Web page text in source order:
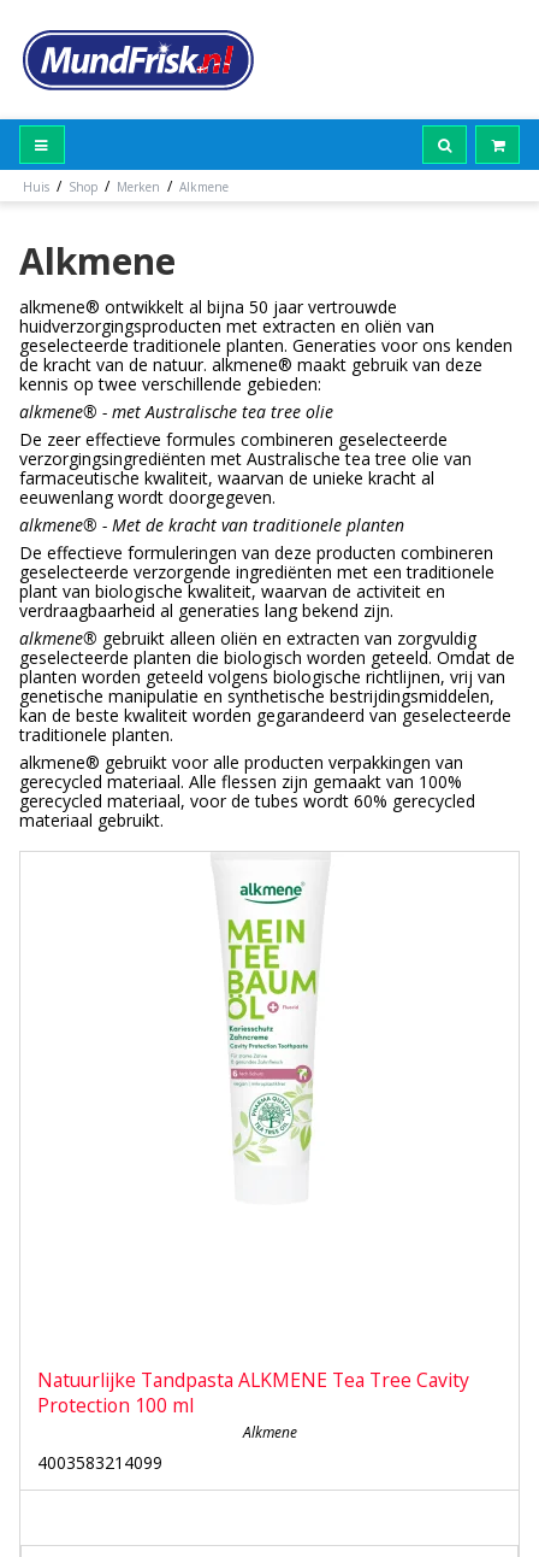
Huis / Shop / Merken / Alkmene
Alkmene
alkmene® ontwikkelt al bijna 50 jaar vertrouwde
huidverzorgingsproducten met extracten en oliën van
geselecteerde traditionele planten. Generaties voor ons kenden
de kracht van de natuur. alkmene® maakt gebruik van deze
kennis op twee verschillende gebieden:
alkmene® - met Australische tea tree olie
De zeer effectieve formules combineren geselecteerde
verzorgingsingrediënten met Australische tea tree olie van
farmaceutische kwaliteit, waarvan de unieke kracht al
eeuwenlang wordt doorgegeven.
alkmene® - Met de kracht van traditionele planten
De effectieve formuleringen van deze producten combineren
geselecteerde verzorgende ingrediënten met een traditionele
plant van biologische kwaliteit, waarvan de activiteit en
verdraagbaarheid al generaties lang bekend zijn.
alkmene® gebruikt alleen oliën en extracten van zorgvuldig
geselecteerde planten die biologisch worden geteeld. Omdat de
planten worden geteeld volgens biologische richtlijnen, vrij van
genetische manipulatie en synthetische bestrijdingsmiddelen,
kan de beste kwaliteit worden gegarandeerd van geselecteerde
traditionele planten.
alkmene® gebruikt voor alle producten verpakkingen van
gerecycled materiaal. Alle flessen zijn gemaakt van 100%
gerecycled materiaal, voor de tubes wordt 60% gerecycled
materiaal gebruikt.
Natuurlijke Tandpasta ALKMENE Tea Tree Cavity
Protection 100 ml
Alkmene
4003583214099